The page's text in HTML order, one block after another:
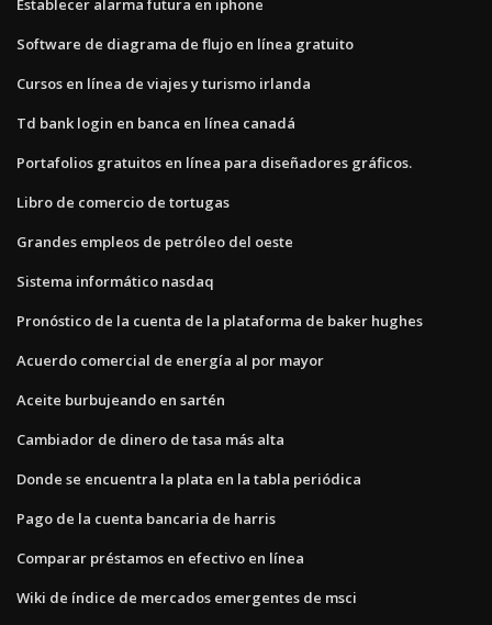
Establecer alarma futura en iphone
Software de diagrama de flujo en línea gratuito
Cursos en línea de viajes y turismo irlanda
Td bank login en banca en línea canadá
Portafolios gratuitos en línea para diseñadores gráficos.
Libro de comercio de tortugas
Grandes empleos de petróleo del oeste
Sistema informático nasdaq
Pronóstico de la cuenta de la plataforma de baker hughes
Acuerdo comercial de energía al por mayor
Aceite burbujeando en sartén
Cambiador de dinero de tasa más alta
Donde se encuentra la plata en la tabla periódica
Pago de la cuenta bancaria de harris
Comparar préstamos en efectivo en línea
Wiki de índice de mercados emergentes de msci